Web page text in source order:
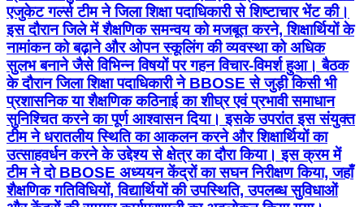
एजुकेट गर्ल्स टीम ने जिला शिक्षा पदाधिकारी से शिष्टाचार भेंट की।
इस दौरान जिले में शैक्षणिक समन्वय को मजबूत करने, शिक्षार्थियों के
नामांकन को बढ़ाने और ओपन स्कूलिंग की व्यवस्था को अधिक
सुलभ बनाने जैसे विभिन्न विषयों पर गहन विचार-विमर्श हुआ। बैठक
के दौरान जिला शिक्षा पदाधिकारी ने BBOSE से जुड़ी किसी भी
प्रशासनिक या शैक्षणिक कठिनाई का शीघ्र एवं प्रभावी समाधान
सुनिश्चित करने का पूर्ण आश्वासन दिया। इसके उपरांत इस संयुक्त
टीम ने धरातलीय स्थिति का आकलन करने और शिक्षार्थियों का
उत्साहवर्धन करने के उद्देश्य से क्षेत्र का दौरा किया। इस क्रम में
टीम ने दो BBOSE अध्ययन केंद्रों का सघन निरीक्षण किया, जहाँ
शैक्षणिक गतिविधियों, विद्यार्थियों की उपस्थिति, उपलब्ध सुविधाओं